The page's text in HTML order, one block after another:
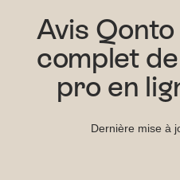
Avis
complet
pro en
Dernière mise à